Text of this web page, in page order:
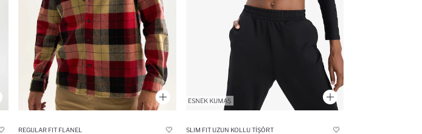
REGULAR FIT FLANEL SLIM FIT UZUN KOLLU TIŞÖRT